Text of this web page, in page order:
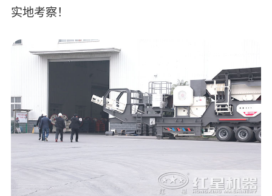
实地考察！